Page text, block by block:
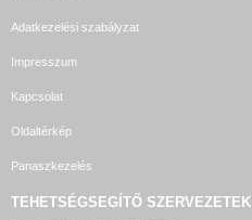
Adatkezelési szabályzat
Impresszum
Kapcsolat
Oldaltérkép
Panaszkezelés
TEHETSÉGSEGÍTŐ SZERVEZETEK